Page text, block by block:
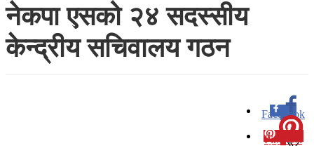
नेकपा एसको २४ सदस्सीय
केन्द्रीय सचिवालय गठन
Facebook
0
Pinterest